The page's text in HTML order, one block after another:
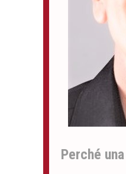
Perché